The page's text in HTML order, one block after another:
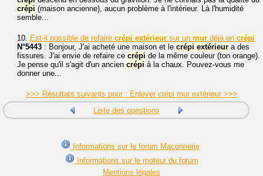
crépi (maison ancienne), aucun problème à l'intérieur. Là l'humidité
semble...
10. Est-il possible de refaire crépi extérieur sur un mur déjà en crépi
N°5443 : Bonjour, J'ai acheté une maison et le crépi extérieur a des
fissures. J'ai envie de refaire ce crépi de la même couleur (ton orange).
Je pense qu'il s'agit d'un ancien crépi à la chaux. Pouvez-vous me
donner une...
>>> Résultats suivants pour : Enlever crépi mur extérieur >>>
Liste des questions
Informations sur le forum Maçonnerie
Informations sur le moteur du forum
Mentions légales